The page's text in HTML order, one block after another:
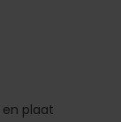
plaat